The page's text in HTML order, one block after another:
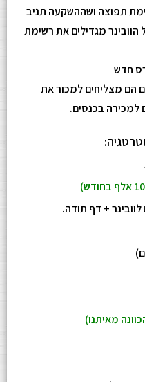
תפוצה ושההשקעה תניב
מגדילים את רשימת
חדש
הם מצליחים למכור את
בכנסים.
+ דף תודה.
מאיתנו)